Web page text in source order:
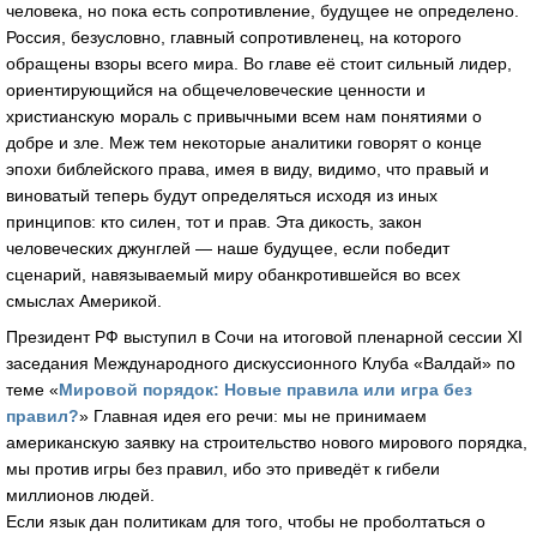
человека, но пока есть сопротивление, будущее не определено.
Россия, безусловно, главный сопротивленец, на которого
обращены взоры всего мира. Во главе её стоит сильный лидер,
ориентирующийся на общечеловеческие ценности и
христианскую мораль с привычными всем нам понятиями о
добре и зле. Меж тем некоторые аналитики говорят о конце
эпохи библейского права, имея в виду, видимо, что правый и
виноватый теперь будут определяться исходя из иных
принципов: кто силен, тот и прав. Эта дикость, закон
человеческих джунглей — наше будущее, если победит
сценарий, навязываемый миру обанкротившейся во всех
смыслах Америкой.
Президент РФ выступил в Сочи на итоговой пленарной сессии XI
заседания Международного дискуссионного Клуба «Валдай» по
теме «Мировой порядок: Новые правила или игра без
правил?» Главная идея его речи: мы не принимаем
американскую заявку на строительство нового мирового порядка,
мы против игры без правил, ибо это приведёт к гибели
миллионов людей.
Если язык дан политикам для того, чтобы не проболтаться о